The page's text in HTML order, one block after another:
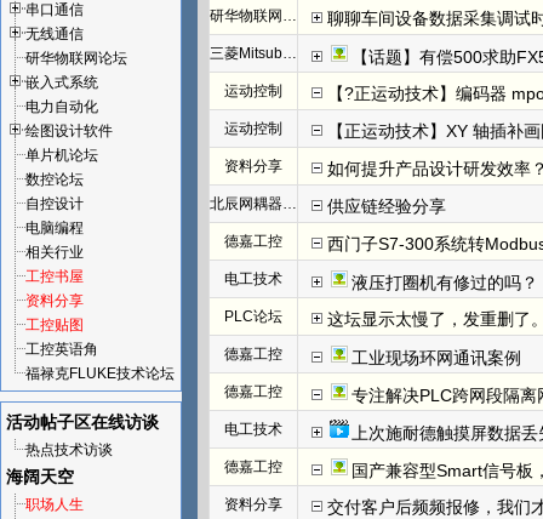
串口通信
无线通信
研华物联网论坛
嵌入式系统
电力自动化
绘图设计软件
单片机论坛
数控论坛
自控设计
电脑编程
相关行业
工控书屋
资料分享
工控贴图
工控英语角
福禄克FLUKE技术论坛
活动帖子区在线访谈
热点技术访谈
海阔天空
职场人生
研华物联网论坛 聊聊车间设备数据采集调试
三菱Mitsubishi 【话题】有偿500求助
运动控制 【?正运动技术】编码器
运动控制 【正运动技术】XY 轴插补
资料分享 如何提升产品设计研发效率
北辰网耦器与分布式 I/O 一体机体 供应链经验分享
德嘉工控 西门子S7-300系统转
电工技术 液压打圈机有修过的吗？
PLC论坛 这坛显示太慢了，发重删了
德嘉工控 工业现场环网通讯案例
德嘉工控 专注解决PLC跨网段隔离
电工技术 上次施耐德触摸屏数据丢
德嘉工控 国产兼容型Smart信号板，通
资料分享 交付客户后频频报修，我们才